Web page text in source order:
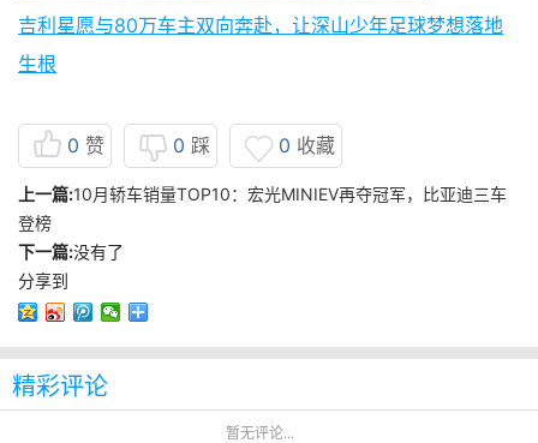
吉利星愿与80万车主双向奔赴，让深山少年足球梦想落地
生根
0 赞 0 踩 0 收藏
上一篇:10月轿车销量TOP10：宏光MINIEV再夺冠军，比亚迪三车
登榜
下一篇:没有了
分享到
精彩评论
暂无评论...